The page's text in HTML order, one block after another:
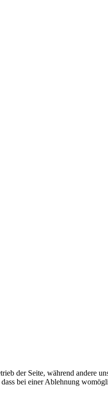
der Seite, während andere
bei einer Ablehnung